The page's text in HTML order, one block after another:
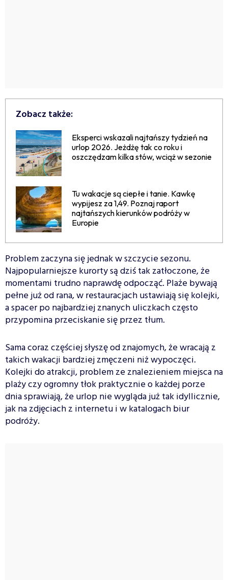
Zobacz także:
Eksperci wskazali najtańszy tydzień na
urlop 2026. Jeżdżę tak co roku i
oszczędzam kilka stów, wciąż w sezonie
Tu wakacje są ciepłe i tanie. Kawkę
wypijesz za 1,49. Poznaj raport
najtańszych kierunków podróży w
Europie
Problem zaczyna się jednak w szczycie sezonu.
Najpopularniejsze kurorty są dziś tak zatłoczone, że
momentami trudno naprawdę odpocząć. Plaże bywają
pełne już od rana, w restauracjach ustawiają się kolejki,
a spacer po najbardziej znanych uliczkach często
przypomina przeciskanie się przez tłum.
Sama coraz częściej słyszę od znajomych, że wracają z
takich wakacji bardziej zmęczeni niż wypoczęci.
Kolejki do atrakcji, problem ze znalezieniem miejsca na
plaży czy ogromny tłok praktycznie o każdej porze
dnia sprawiają, że urlop nie wygląda już tak idyllicznie,
jak na zdjęciach z internetu i w katalogach biur
podróży.